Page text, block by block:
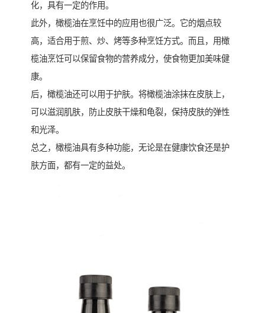
化，具有一定的作用。
此外，橄榄油在烹饪中的应用也很广泛。它的烟点较
高，适合用于煎、炒、烤等多种烹饪方式。而且，用橄
榄油烹饪可以保留食物的营养成分，使食物更加美味健
康。
后，橄榄油还可以用于护肤。将橄榄油涂抹在皮肤上，
可以滋润肌肤，防止皮肤干燥和龟裂，保持皮肤的弹性
和光泽。
总之，橄榄油具有多种功能，无论是在健康饮食还是护
肤方面，都有一定的益处。